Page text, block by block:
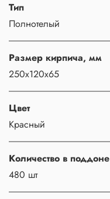
Тип
Полнотелый
Размер кирпича, мм
250х120х65
Цвет
Красный
Количество в поддоне
480 шт